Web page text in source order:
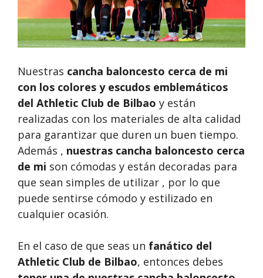
Nuestras cancha baloncesto cerca de mi
con los colores y escudos emblemáticos
del Athletic Club de Bilbao y están
realizadas con los materiales de alta calidad
para garantizar que duren un buen tiempo.
Además , nuestras cancha baloncesto cerca
de mi son cómodas y están decoradas para
que sean simples de utilizar , por lo que
puede sentirse cómodo y estilizado en
cualquier ocasión.
En el caso de que seas un fanático del
Athletic Club de Bilbao, entonces debes